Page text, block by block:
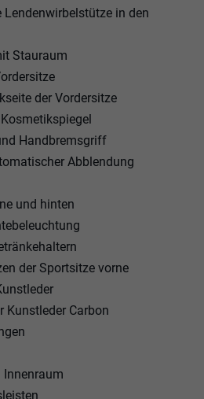
in den
Stauraum
der Vordersitze
Handbremsgriff
Abblendung
und hinten
der Sportsitze vorne
Kunstleder Carbon
Innenraum